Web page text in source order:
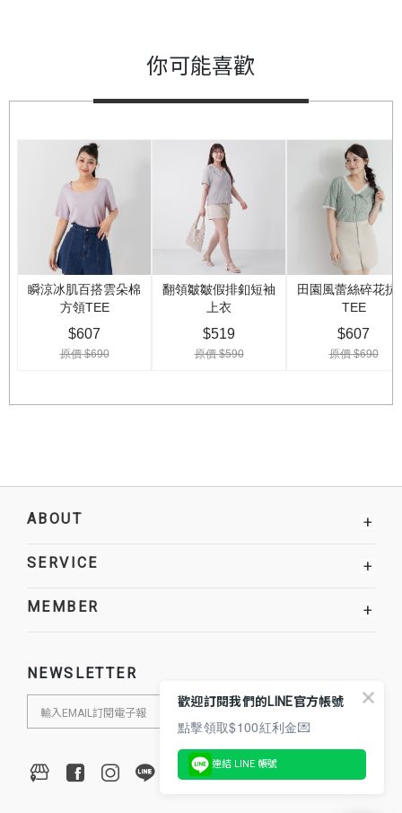
你可能喜歡
ABOUT +
SERVICE +
MEMBER +
NEWSLETTER
歡迎訂閱我們的LINE官方帳號
點擊領取$100紅利金💌
連結 LINE 帳號